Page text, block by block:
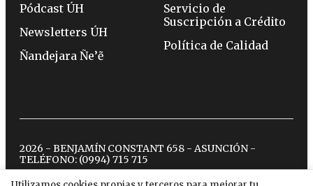
Pódcast ÚH
Newsletters ÚH
Ñandejara Ñe’ẽ
Servicio de
Suscripción a Crédito
Política de Calidad
2026 - BENJAMÍN CONSTANT 658 - ASUNCIÓN -
TELÉFONO: (0994) 715 715